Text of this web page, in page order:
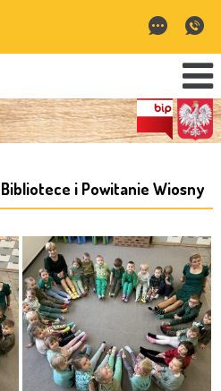
i Powitanie Wiosny